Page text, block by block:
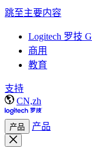
跳至主要内容
Logitech 罗技 G
商用
教育
支持
CN,zh
产品 产品